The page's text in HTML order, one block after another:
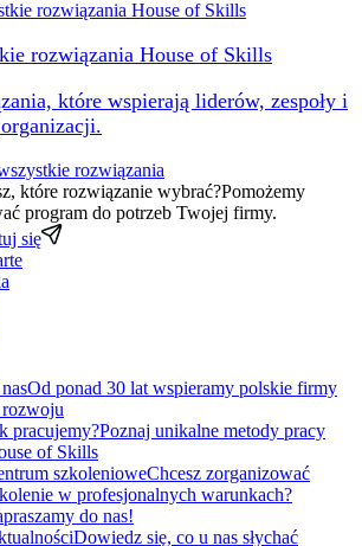
rozwiązania House of Skills
które wspierają liderów, zespoły i
rozwiązania
które rozwiązanie wybrać?Pomożemy
program do potrzeb Twojej firmy.
się
Od ponad 30 lat wspieramy polskie firmy
pracujemy?Poznaj unikalne metody pracy
of Skills
szkolenioweChcesz zorganizować
w profesjonalnych warunkach?
do nas!
Dowiedz się, co u nas słychać